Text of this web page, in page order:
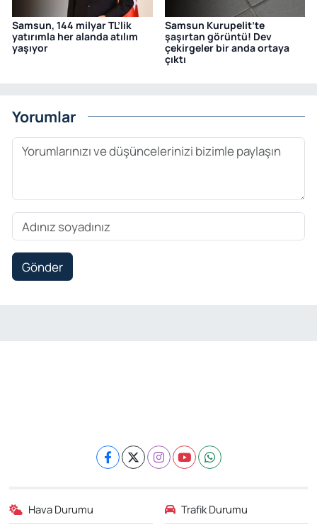
Samsun, 144 milyar TL’lik
yatırımla her alanda atılım
yaşıyor
Samsun Kurupelit’te
şaşırtan görüntü! Dev
çekirgeler bir anda ortaya
çıktı
Yorumlar
Gönder
Hava Durumu Trafik Durumu